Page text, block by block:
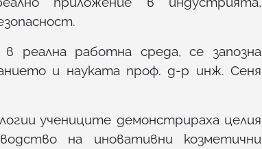
работна среда, се запозна
и науката проф. д-р инж. Сеня
учениците демонстрираха целия
на иновативни козметични